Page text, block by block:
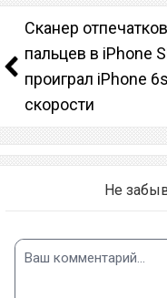
Сканер отпечатков
пальцев в iPhone
проиграл iPhone
скорости
Не